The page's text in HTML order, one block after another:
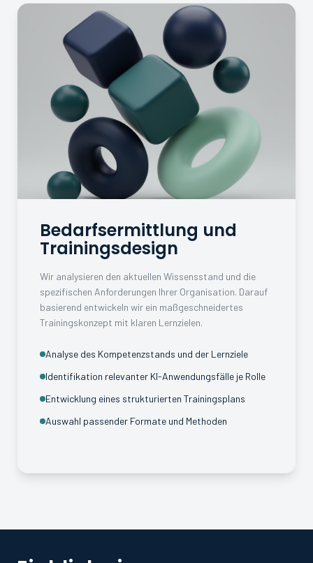
Bedarfsermittlung und
Trainingsdesign
Wir analysieren den aktuellen Wissensstand und die
spezifischen Anforderungen Ihrer Organisation. Darauf
basierend entwickeln wir ein maßgeschneidertes
Trainingskonzept mit klaren Lernzielen.
Analyse des Kompetenzstands und der Lernziele
Identifikation relevanter KI-Anwendungsfälle je Rolle
Entwicklung eines strukturierten Trainingsplans
Auswahl passender Formate und Methoden